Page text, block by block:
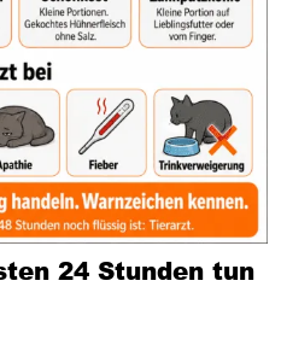
24 Stunden tun